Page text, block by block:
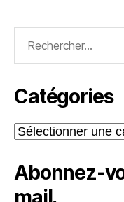
Catégories
Catégories
Abonnez-
mail.